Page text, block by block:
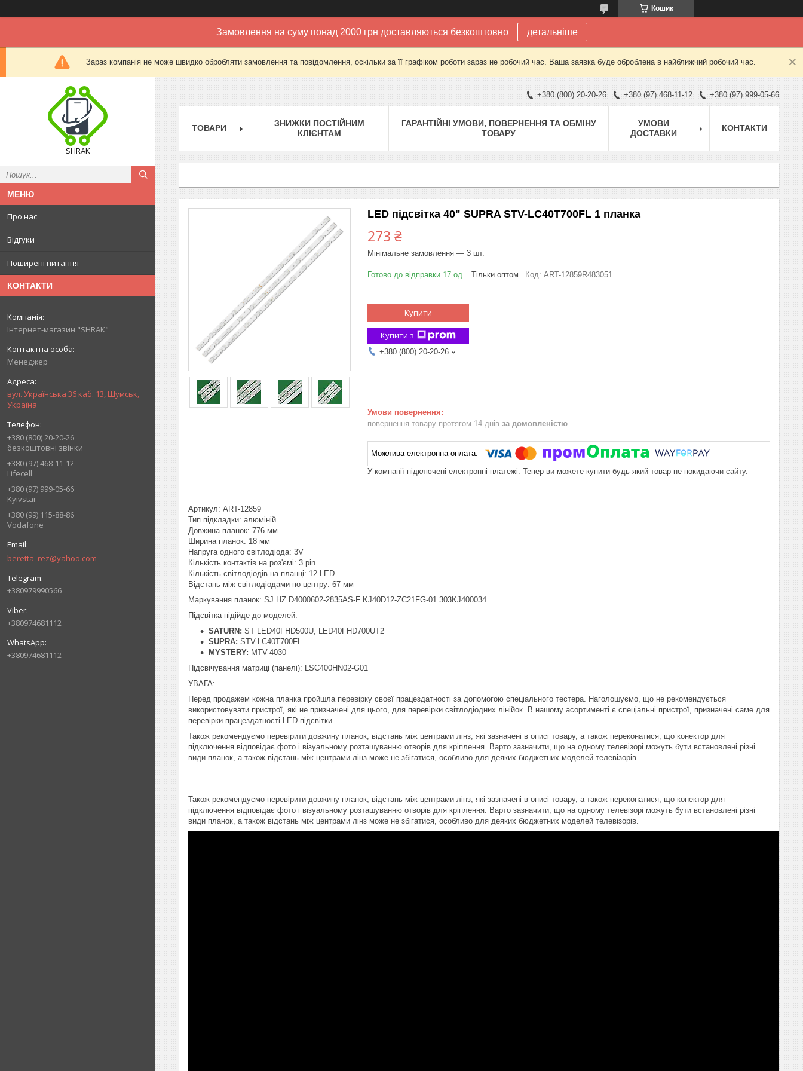
Кошик
Замовлення на суму понад 2000 грн доставляються безкоштовно детальніше
Зараз компанія не може швидко обробляти замовлення та повідомлення, оскільки за її графіком роботи зараз не робочий час. Ваша заявка буде оброблена в найближчий робочий час.
SHRAK
Про нас
Відгуки
Поширені питання
КОНТАКТИ
Інтернет-магазин "SHRAK"
Менеджер
вул. Українська 36 каб. 13, Шумськ,
Україна
+380 (800) 20-20-26
безкоштовні звінки
+380 (97) 468-11-12
Lifecell
+380 (97) 999-05-66
Kyivstar
+380 (99) 115-88-86
Vodafone
beretta_rez@yahoo.com
+380979990566
+380974681112
+380974681112
+380 (800) 20-20-26 +380 (97) 468-11-12 +380 (97) 999-05-66
ТОВАРИ
ЗНИЖКИ ПОСТІЙНИМ
КЛІЄНТАМ
ГАРАНТІЙНІ УМОВИ, ПОВЕРНЕННЯ ТА ОБМІНУ
ТОВАРУ
УМОВИ
ДОСТАВКИ
КОНТАКТИ
LED підсвітка 40" SUPRA STV-LC40T700FL 1 планка
273 ₴
Мінімальне замовлення — 3 шт.
Готово до відправки 17 од. Тільки оптом Код: ART-12859R483051
Купити
Купити з
+380 (800) 20-20-26
повернення товару протягом 14 днів за домовленістю
У компанії підключені електронні платежі. Тепер ви можете купити будь-який товар не покидаючи сайту.
Артикул: ART-12859
Тип підкладки: алюміній
Довжина планок: 776 мм
Ширина планок: 18 мм
Напруга одного світлодіода: 3V
Кількість контактів на роз'ємі: 3 pin
Кількість світлодіодів на планці: 12 LED
Відстань між світлодіодами по центру: 67 мм
Маркування планок: SJ.HZ.D4000602-2835AS-F KJ40D12-ZC21FG-01 303KJ400034
Підсвітка підійде до моделей:
SATURN: ST LED40FHD500U, LED40FHD700UT2
SUPRA: STV-LC40T700FL
MYSTERY: MTV-4030
Підсвічування матриці (панелі): LSC400HN02-G01
УВАГА:
Перед продажем кожна планка пройшла перевірку своєї працездатності за допомогою спеціального тестера. Наголошуємо, що не рекомендується
використовувати пристрої, які не призначені для цього, для перевірки світлодіодних лінійок. В нашому асортименті є спеціальні пристрої, призначені саме для
перевірки працездатності LED-підсвітки.
Також рекомендуємо перевірити довжину планок, відстань між центрами лінз, які зазначені в описі товару, а також переконатися, що конектор для
підключення відповідає фото і візуальному розташуванню отворів для кріплення. Варто зазначити, що на одному телевізорі можуть бути встановлені різні
види планок, а також відстань між центрами лінз може не збігатися, особливо для деяких бюджетних моделей телевізорів.
Також рекомендуємо перевірити довжину планок, відстань між центрами лінз, які зазначені в описі товару, а також переконатися, що конектор для
підключення відповідає фото і візуальному розташуванню отворів для кріплення. Варто зазначити, що на одному телевізорі можуть бути встановлені різні
види планок, а також відстань між центрами лінз може не збігатися, особливо для деяких бюджетних моделей телевізорів.